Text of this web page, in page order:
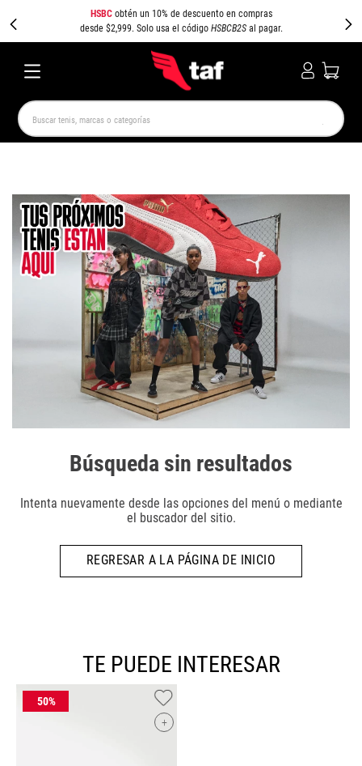
HSBCobtén un 10% de descuento en compras
desde $2,999. Solo usa el código HSBCB2Sal pagar.
Buscar tenis, marcas o categorías
Búsqueda sin resultados
Intenta nuevamente desde las opciones del menú o mediante
el buscador del sitio.
REGRESAR A LA PÁGINA DE INICIO
TE PUEDE INTERESAR
+
SPEEDCAT SPEZIAL JORDAN 1
CAMPUS AIR MAX